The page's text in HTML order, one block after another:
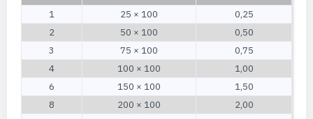
1 25 × 100
0,25
2
50 × 100
0,50
3
75 × 100
0,75
4
100 × 100
1,00
6
150 × 100
1,50
8
200 × 100
2,00